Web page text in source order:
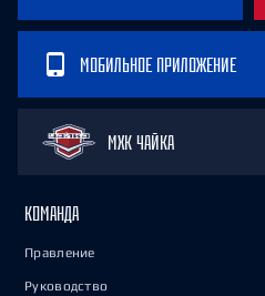
МОБИЛЬНОЕ ПРИЛОЖЕНИЕ
МХК ЧАЙКА
КОМАНДА
Правление
Руководство